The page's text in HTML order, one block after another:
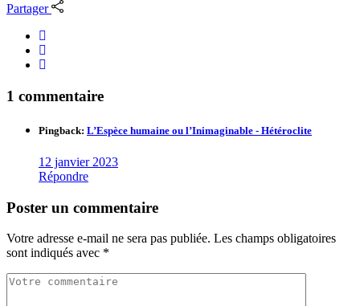
Partager
1 commentaire
Pingback: L’Espèce humaine ou l’Inimaginable - Hétéroclite
12 janvier 2023
Répondre
Poster un commentaire
Votre adresse e-mail ne sera pas publiée. Les champs obligatoires
sont indiqués avec *